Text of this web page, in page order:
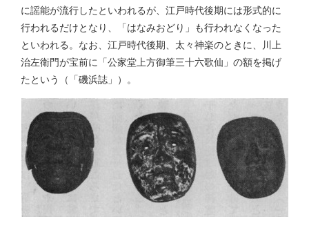
に謡能が流行したといわれるが、江戸時代後期には形式的に
行われるだけとなり、「はなみおどり」も行われなくなった
といわれる。なお、江戸時代後期、太々神楽のときに、川上
治左衛門が宝前に「公家堂上方御筆三十六歌仙」の額を掲げ
たという（「磯浜誌」）。